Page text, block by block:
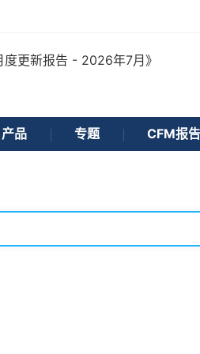
产品 专题 CFM报告